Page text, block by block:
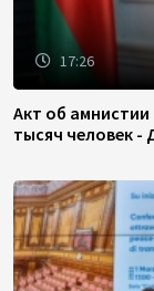
17:26
Акт об
тысяч человек -